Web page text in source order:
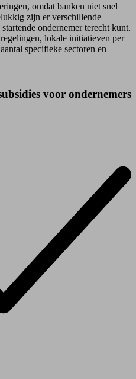
omdat banken niet snel
zijn er verschillende
ondernemer terecht kunt.
lokale initiatieven per
specifieke sectoren en
voor ondernemers